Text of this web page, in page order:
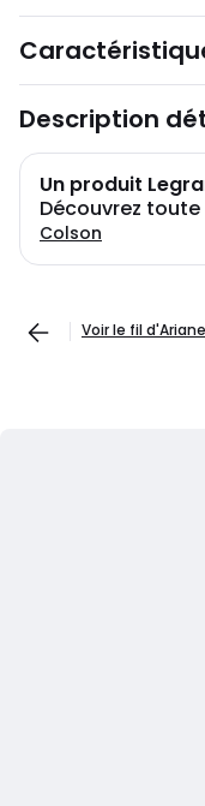
Description
Un produit
Découvrez
Colson
Voir le fil d'Ariane